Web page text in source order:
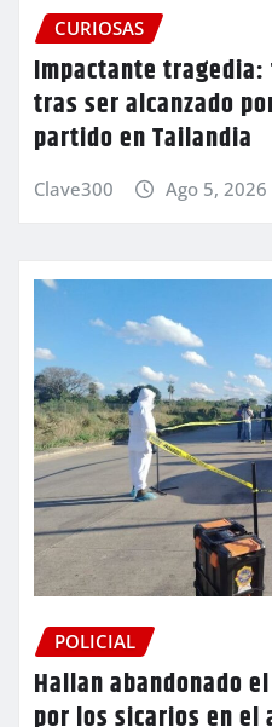
CURIOSAS
Impactante
tras ser alcanzado
partido en Tailandia
Clave300 Ago 5, 2026
POLICIAL
Hallan abandonado